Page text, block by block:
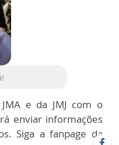
e da JMJ com o
enviar informações
Siga a fanpage da